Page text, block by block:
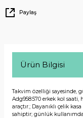
Paylaş
Ürün Bilgisi
Takvim özelliği sayesinde,
Adg958.570 erkek kol
araçtır.; Dayanıklı çelik
sahiptir; günlük